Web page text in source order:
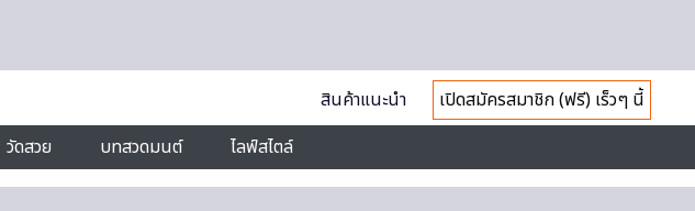
สินค้าแนะนำ
เปิดสมัครสมาชิก (ฟรี) เร็วๆ นี้
วัดสวย บทสวดมนต์ ไลฟ์สไตล์